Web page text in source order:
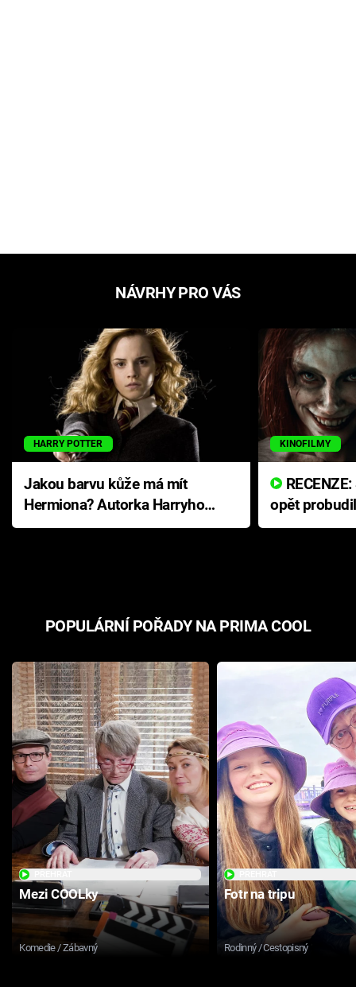
NÁVRHY PRO VÁS
HARRY POTTER
Jakou barvu kůže má mít
Hermiona? Autorka Harryho
Pottera přišla s ráznou
KINOFILMY
opět
přichází s
POPULÁRNÍ POŘADY NA PRIMA COOL
Mezi COOLky
Komedie / Zábavný
Fotr na tripu
Rodinný / Cestopisný